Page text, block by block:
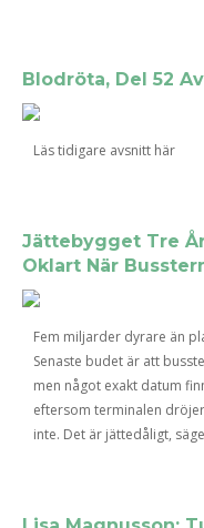
Blodröta, Del 52
Läs tidigare avsnitt här
Jättebygget Tre
Oklart När
Fem miljarder dyrare än
Senaste budet är att
men något exakt datum
eftersom terminalen
inte. Det är jättedåligt,